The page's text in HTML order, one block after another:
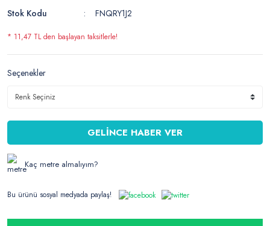
Stok Kodu
FNQRY1J2
* 11,47 TL den başlayan taksitlerle!
Seçenekler
GELİNCE HABER VER
Kaç metre almalıyım?
Bu ürünü sosyal medyada paylaş!